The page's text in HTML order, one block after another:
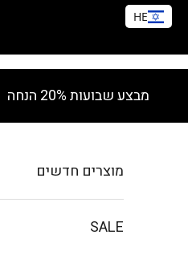
דילוג לתוכן
מבצע שבועות 20% הנחה
מוצרים חדשים
SALE
HE